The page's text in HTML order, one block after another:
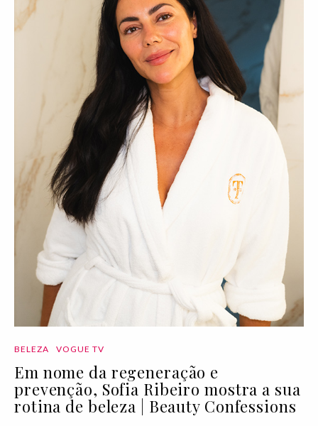
BELEZA VOGUE TV
Em nome da regeneração e
prevenção, Sofia Ribeiro mostra a sua
rotina de beleza | Beauty Confessions